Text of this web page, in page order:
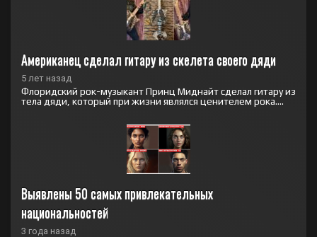
Американец сделал гитару из скелета своего дяди
5 лет назад
Флоридский рок-музыкант Принц Миднайт сделал гитару из
тела дяди, который при жизни являлся ценителем рока....
Выявлены 50 самых привлекательных
национальностей
3 года назад